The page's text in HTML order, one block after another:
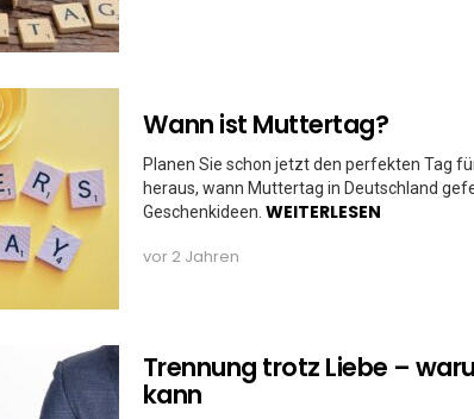
Wann ist Muttertag?
Planen Sie schon jetzt den perfekten Tag
heraus, wann Muttertag in Deutschland
Geschenkideen. WEITERLESEN
vor 2 Jahren
Trennung trotz Liebe –
kann